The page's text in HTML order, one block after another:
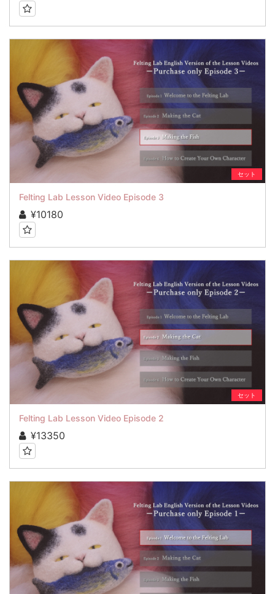
セット
Felting Lab Lesson Video Episode 3
¥10180
セット
Felting Lab Lesson Video Episode 2
¥13350